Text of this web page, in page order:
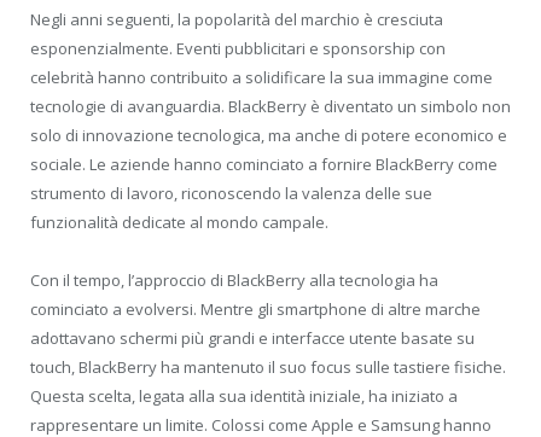
Negli anni seguenti, la popolarità del marchio è cresciuta
esponenzialmente. Eventi pubblicitari e sponsorship con
celebrità hanno contribuito a solidificare la sua immagine come
tecnologie di avanguardia. BlackBerry è diventato un simbolo non
solo di innovazione tecnologica, ma anche di potere economico e
sociale. Le aziende hanno cominciato a fornire BlackBerry come
strumento di lavoro, riconoscendo la valenza delle sue
funzionalità dedicate al mondo campale.
Con il tempo, l’approccio di BlackBerry alla tecnologia ha
cominciato a evolversi. Mentre gli smartphone di altre marche
adottavano schermi più grandi e interfacce utente basate su
touch, BlackBerry ha mantenuto il suo focus sulle tastiere fisiche.
Questa scelta, legata alla sua identità iniziale, ha iniziato a
rappresentare un limite. Colossi come Apple e Samsung hanno